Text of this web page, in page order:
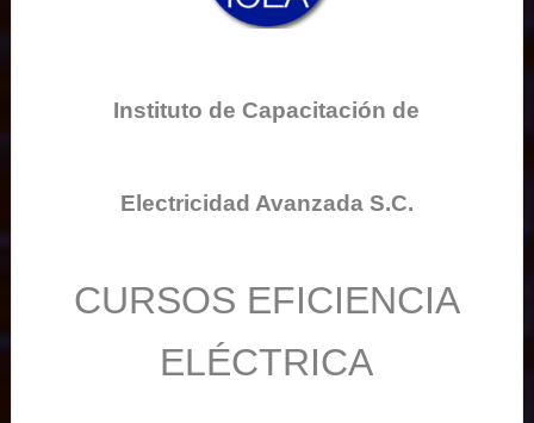
Instituto de Capacitación de
Electricidad Avanzada S.C.
CURSOS EFICIENCIA
ELÉCTRICA